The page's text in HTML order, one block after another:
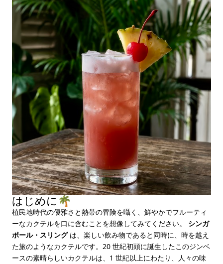
はじめに🌴
植民地時代の優雅さと熱帯の冒険を囁く、鮮やかでフルーティ
ーなカクテルを口に含むことを想像してみてください。 シンガ
ポール・スリングは、楽しい飲み物であると同時に、時を越え
た旅のようなカクテルです。20 世紀初頭に誕生したこのジンベ
ースの素晴らしいカクテルは、1 世紀以上にわたり、人々の味